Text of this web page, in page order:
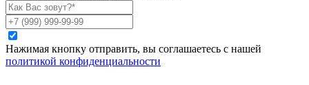
Нажимая кнопку отправить, вы соглашаетесь с нашей
политикой конфиденциальности